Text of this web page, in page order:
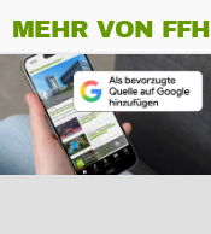
MEHR VON FFH